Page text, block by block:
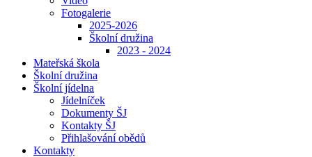
Fotogalerie
2025-2026
Školní družina
2023 - 2024
Mateřská škola
Školní družina
Školní jídelna
Jídelníček
Dokumenty ŠJ
Kontakty ŠJ
Přihlašování obědů
Kontakty